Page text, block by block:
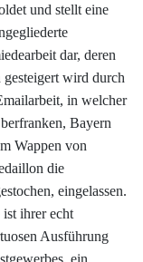
und stellt eine
dar, deren
gesteigert wird durch
in welcher
Bayern
Wappen von
die
eingelassen.
ihrer echt
Ausführung
ein